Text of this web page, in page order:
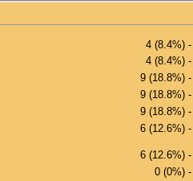
4 (8.4%) -
4 (8.4%) -
9 (18.8%) -
9 (18.8%) -
9 (18.8%) -
6 (12.6%) -
6 (12.6%) -
0 (0%) -